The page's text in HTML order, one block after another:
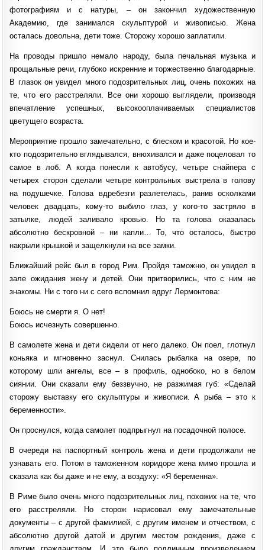
фотографиям и с натуры, – он закончил художественную
Академию, где занимался скульптурой и живописью. Жена
осталась довольна, дети тоже. Сторожу хорошо заплатили.
На проводы пришло немало народу, была печальная музыка и
прощальные речи, глубоко искренние и торжественно благодарные.
В глазок он увидел много подозрительных лиц, очень похожих на
те, что его расстреляли. Все они хорошо выглядели, производя
впечатление успешных, высокооплачиваемых специалистов
цветущего возраста.
Мероприятие прошло замечательно, с блеском и красотой. Но кое-
кто подозрительно вглядывался, внюхивался и даже поцеловал то
самое в лоб. А когда понесли к автобусу, четыре снайпера с
четырех сторон сделали четыре контрольных выстрела в голову
на подушечке. Голова вдребезги разлетелась, ранив осколками
человек двадцать, кому-то выбило глаз, у кого-то застряло в
затылке, людей заливало кровью. Но та голова оказалась
абсолютно бескровной – ни капли… То, что осталось, быстро
накрыли крышкой и защелкнули на все замки.
Ближайший рейс был в город Рим. Пройдя таможню, он увидел в
зале ожидания жену и детей. Они притворились, что с ним не
знакомы. Ни с того ни с сего вспомнил вдруг Лермонтова:
Боюсь не смерти я. О нет!
Боюсь исчезнуть совершенно.
В самолете жена и дети сидели от него далеко. Он поел, глотнул
коньяка и мгновенно заснул. Снилась рыбалка на озере, по
которому шли ангелы, все – в профиль, однобоко, но в белом
сиянии. Они сказали ему беззвучно, не разжимая губ: «Сделай
сторожу выставку его скульптуры и живописи. А рыба – это к
беременности».
Он проснулся, когда самолет подпрыгнул на посадочной полосе.
В очереди на паспортный контроль жена и дети продолжали не
узнавать его. Потом в таможенном коридоре жена мимо прошла и
сказала как бы даже и не ему, а воздуху: «Я беременна».
В Риме было очень много подозрительных лиц, похожих на те, что
его расстреляли. Но сторож нарисовал ему замечательные
документы – с другой фамилией, с другим именем и отчеством, с
абсолютно другой датой и другим местом рождения, даже с